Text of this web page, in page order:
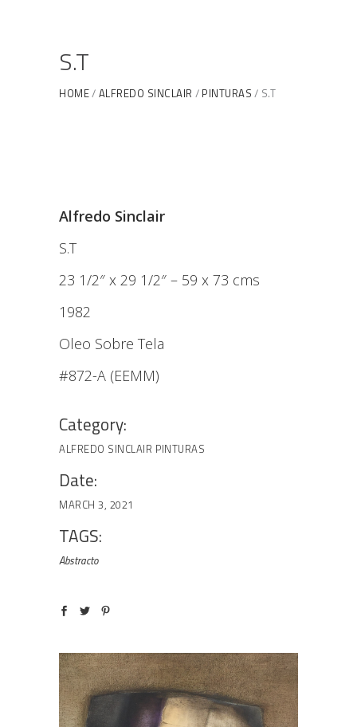
S.T
HOME ALFREDO SINCLAIR PINTURAS S.T
Alfredo Sinclair
S.T
23 1/2″ x 29 1/2″ – 59 x 73 cms
1982
Oleo Sobre Tela
#872-A (EEMM)
Category:
ALFREDO SINCLAIR PINTURAS
Date:
MARCH 3, 2021
TAGS:
Abstracto